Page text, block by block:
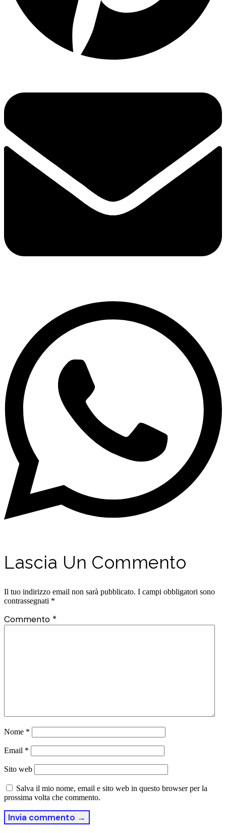
Lascia Un Commento
Il tuo indirizzo email non sarà pubblicato. I campi obbligatori sono
contrassegnati *
Commento *
Nome *
Email *
Sito web
Salva il mio nome, email e sito web in questo browser per la
prossima volta che commento.